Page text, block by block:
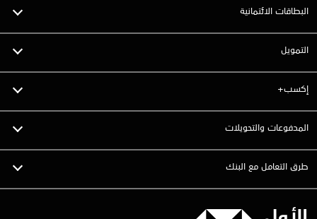
البطاقات الائتمانية
التمويل
إكسب+
المدفوعات والتحويلات
طرق التعامل مع البنك